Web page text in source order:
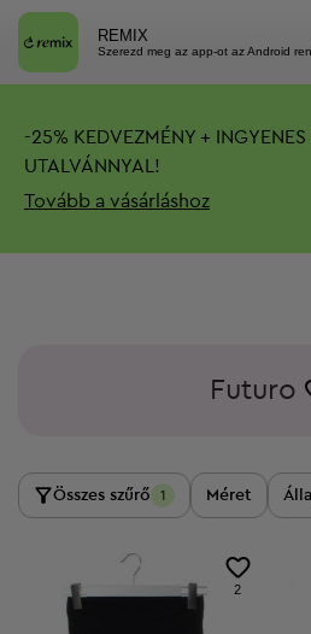
REMIX
Szerezd meg az app-ot az Android
-25% KEDVEZMÉNY + INGYENES
UTALVÁNNYAL!
Tovább a vásárláshoz
Futuro
Összes szűrő 1 Méret
2